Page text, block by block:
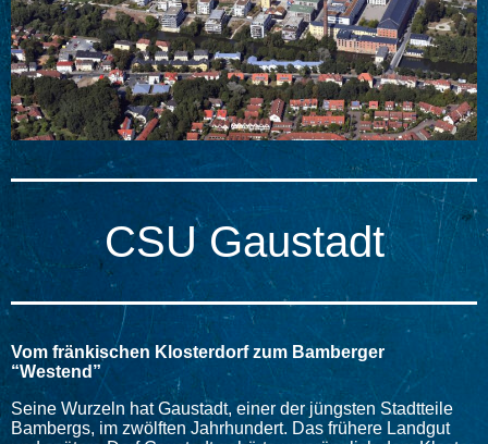
CSU Gaustadt
Vom fränkischen Klosterdorf zum Bamberger
“Westend”
Seine Wurzeln hat Gaustadt, einer der jüngsten Stadtteile
Bambergs, im zwölften Jahrhundert. Das frühere Landgut